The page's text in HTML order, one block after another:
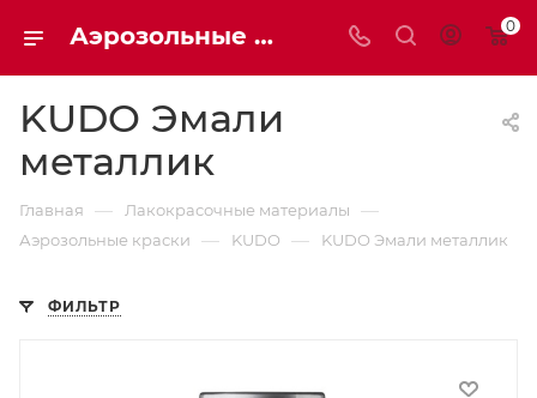
Аэрозольные краски | MAXIM-STROY | Москва 0
KUDO Эмали
металлик
Главная — Лакокрасочные материалы —
Аэрозольные краски — KUDO — KUDO Эмали металлик
ФИЛЬТР